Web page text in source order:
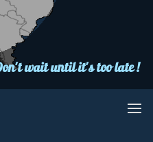
wait until it's too late !